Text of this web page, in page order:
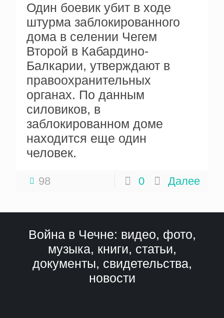
Один боевик убит в ходе
штурма заблокированного
дома в селении Чегем
Второй в Кабардино-
Балкарии, утверждают в
правоохранительных
органах. По данным
силовиков, в
заблокированном доме
находится еще один
человек.
98 0 Далее
Война в Чечне: видео, фото,
музыка, книги, статьи,
документы, свидетельства,
новости